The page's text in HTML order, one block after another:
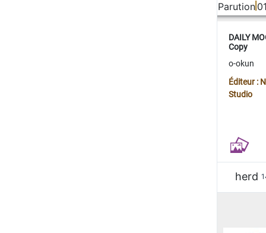
Parution
DAILY
Copy
o-okun
Éditeur :
Studio
herd